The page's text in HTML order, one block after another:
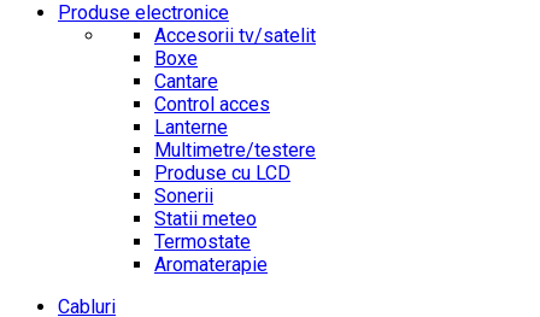
Produse electronice
Accesorii tv/satelit
Boxe
Cantare
Control acces
Lanterne
Multimetre/testere
Produse cu LCD
Sonerii
Statii meteo
Termostate
Aromaterapie
Cabluri